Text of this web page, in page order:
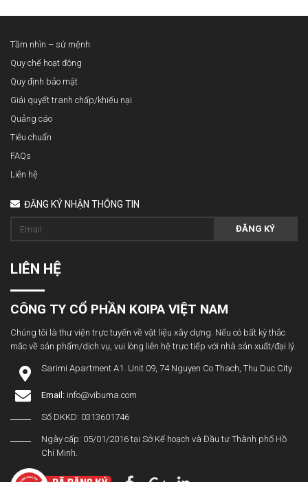
Tầm nhìn – sứ mệnh
Quy chế hoạt động
Quy định bảo mật
Giải quyết tranh chấp/khiếu nại
Quảng cáo
Tiêu chuẩn
FAQs
Liên hệ
ĐĂNG KÝ NHẬN THÔNG TIN
ĐĂNG KÝ
LIÊN HỆ
CÔNG TY CỔ PHẦN KOIPA VIỆT NAM
Chúng tôi là thư viện trực tuyến về vật liệu xây dựng. Nếu có bất kỳ thắc
mắc về sản phẩm/dịch vụ, vui lòng liên hệ trực tiếp với nhà sản xuất/đại lý.
Sarimi Apartment A1. Unit 09, 74 Nguyen Co Thach, Thu Duc City
Email: info@vibuma.com
Số DKKD: 0313601746
Ngày cấp: 05/01/2016 tại Sở Kế hoạch và Đầu tư Thành phố Hồ
Chí Minh.